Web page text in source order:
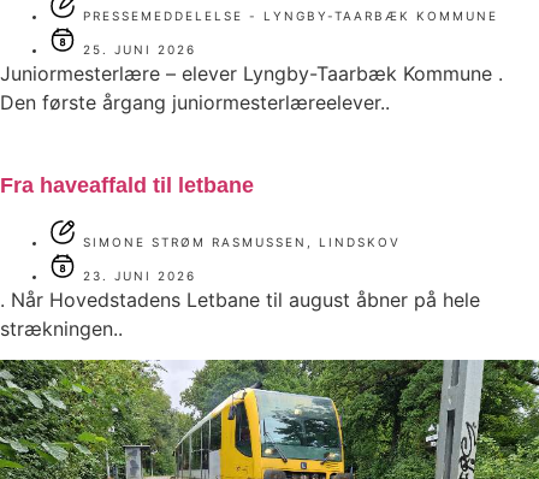
PRESSEMEDDELELSE - LYNGBY-TAARBÆK KOMMUNE
25. JUNI 2026
Juniormesterlære – elever Lyngby-Taarbæk Kommune .
Den første årgang juniormesterlæreelever..
Fra haveaffald til letbane
SIMONE STRØM RASMUSSEN, LINDSKOV
23. JUNI 2026
. Når Hovedstadens Letbane til august åbner på hele
strækningen..